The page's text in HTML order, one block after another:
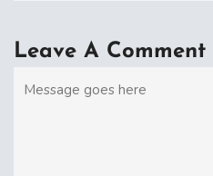
Leave A Comment